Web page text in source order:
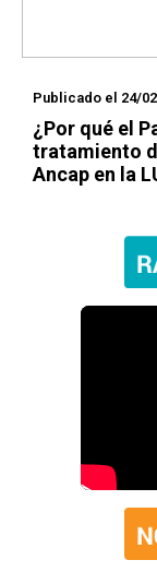
Publicado el 24/
¿Por qué el
tratamiento
Ancap en la